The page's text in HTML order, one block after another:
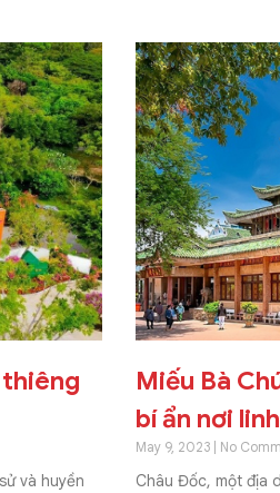
và huyền
Miếu Bà
bí ẩn nơi
May 9, 2023 No
Châu Đốc, một địa